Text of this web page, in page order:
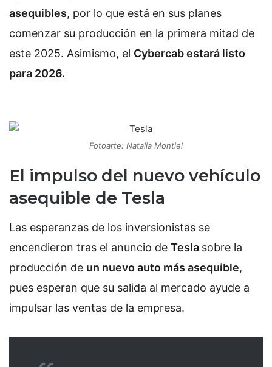
asequibles, por lo que está en sus planes
comenzar su producción en la primera mitad de
este 2025. Asimismo, el Cybercab estará listo
para 2026.
Fotoarte: Natalia Montiel
El impulso del nuevo vehículo
asequible de Tesla
Las esperanzas de los inversionistas se
encendieron tras el anuncio de Tesla sobre la
producción de un nuevo auto más asequible,
pues esperan que su salida al mercado ayude a
impulsar las ventas de la empresa.